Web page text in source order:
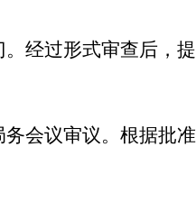
经过形式审查后，提
会议审议。根据批准